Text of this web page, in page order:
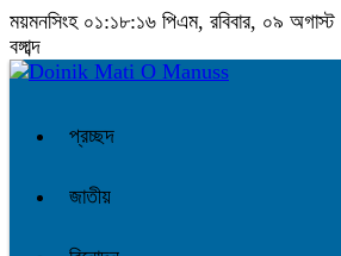
ময়মনসিংহ ০১:১৮:১৬ পিএম, রবিবার, ০৯
বঙ্গাব্দ
প্রচ্ছদ
জাতীয়